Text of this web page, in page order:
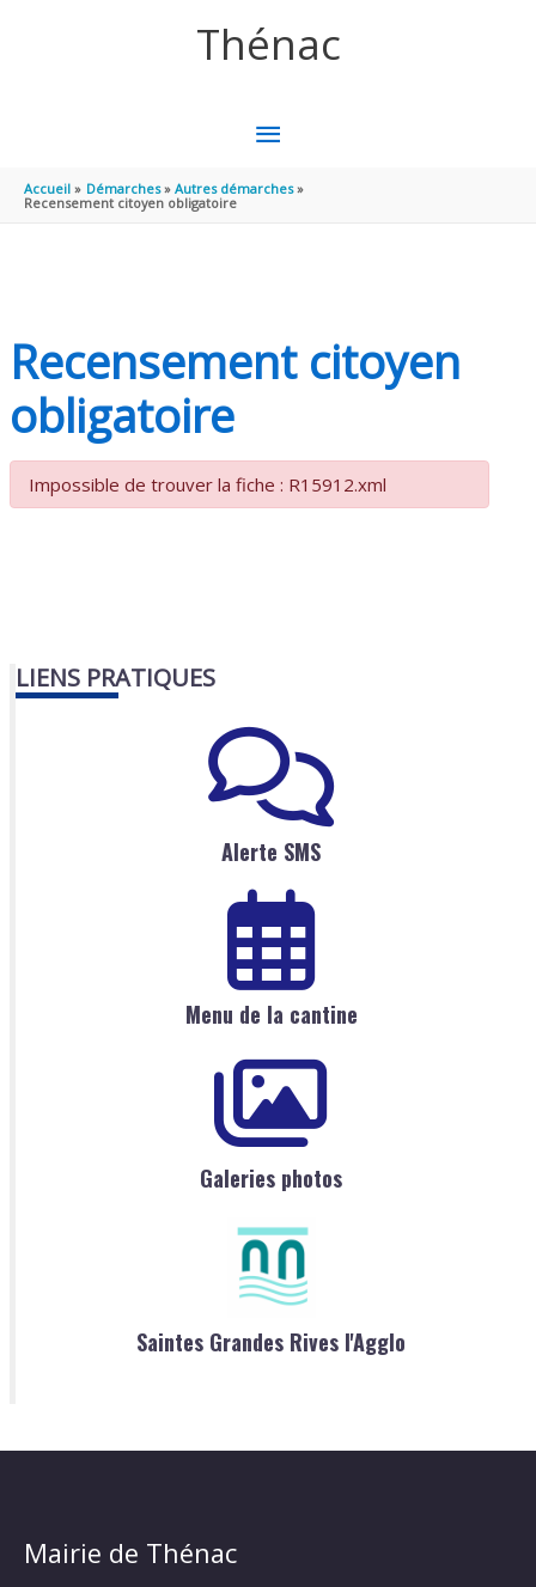
Thénac
MENU
PRINCIPAL
Accueil Démarches
Autres démarches
Recensement citoyen obligatoire
Recensement citoyen
obligatoire
Impossible de trouver la fiche : R15912.xml
LIENS PRATIQUES
Alerte SMS
Menu de la cantine
Galeries photos
Saintes Grandes Rives l'Agglo
Mairie de Thénac